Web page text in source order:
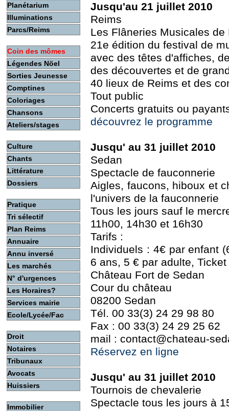
Planétarium
Illuminations
Parcs/Reims
Coin des mômes
Légendes Nöel
Sorties Jeunesse
Comptines
Coloriages
Chansons
Ateliers/stages
Culture
Chants
Littérature
Dossiers
Pratique
Tri sélectif
Plan Reims
Annuaire
Annu inversé
Les marchés
N° d'urgences
Les Horaires?
Services mairie
Ecole/Lycée/Fac
Droit
Notaires
Tribunaux
Avocats
Huissiers
Immobilier
Jusqu'au 21 juillet 2010
Reims
Les Flâneries Musicales de
21e édition du festival de
avec des têtes d'affiches,
des découvertes et de
40 lieux de Reims et des
Tout public
Concerts gratuits ou
découvrez le programme
Jusqu' au 31 juillet 2010
Sedan
Spectacle de fauconnerie
Aigles, faucons, hiboux et
l'univers de la fauconnerie
Tous les jours sauf le
11h00, 14h30 et 16h30
Tarifs :
Individuels : 4€ par enfant
6 ans, 5 € par adulte,
Château Fort de Sedan
Cour du château
08200 Sedan
Tél. 00 33(3) 24 29 98 80
Fax : 00 33(3) 24 29 25 62
mail : contact@chateau-
Réservez en ligne
Jusqu' au 31 juillet 2010
Tournois de chevalerie
Spectacle tous les jours à